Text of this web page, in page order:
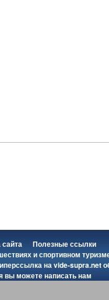
сайта
Полезные ссылки
и спортивном
наvide-supra.net
вы можетенаписать нам